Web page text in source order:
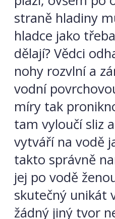
straně hladiny
hladce jako
dělají? Vědci
nohy rozvlní a
vodní
míry tak
tam vyloučí sliz
vytváří na vodě
takto správně
jej po vodě
skutečný unikát
žádný jiný tvor